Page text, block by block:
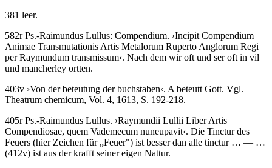
381 leer.
582rPs.-Raimundus Lullus: Compendium. ›Incipit Compendium
Animae Transmutationis Artis Metalorum Ruperto Anglorum Regi
per Raymundum transmissum‹. Nach dem wir oft und ser oft in vil
und mancherley ortten.
403v ›Von der beteutung der buchstaben‹. A beteutt Gott. Vgl.
Theatrum chemicum, Vol. 4, 1613, S. 192-218.
405rPs.-Raimundus Lullus. ›Raymundii Lullii Liber Artis
Compendiosae, quem Vademecum nuneupavit‹. Die Tinctur des
Feuers (hier Zeichen für „Feuer") ist besser dan alle tinctur… — …
(412v) ist aus der krafft seiner eigen Nattur.